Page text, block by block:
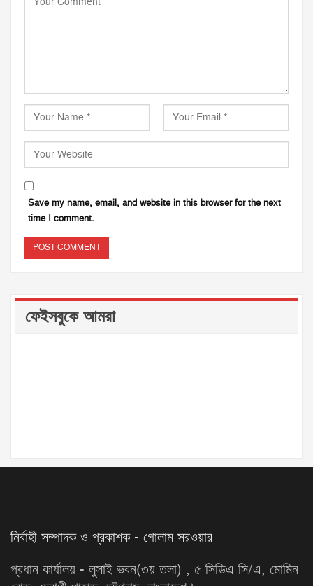
Save my name, email, and website in this browser for the next
time I comment.
ফেইসবুকে আমরা
নির্বাহী সম্পাদক ও প্রকাশক - গোলাম সরওয়ার
প্রধান কার্যালয় - লুসাই ভবন(৩য় তলা) , ৫ সিডিএ সি/এ, মোমিন